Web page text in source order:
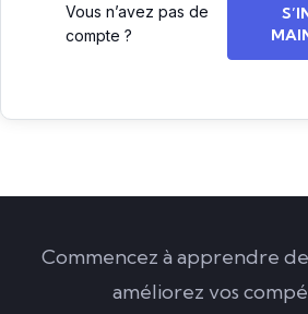
Vous n’avez pas de
compte ?
Commencez à apprendre
améliorez vos